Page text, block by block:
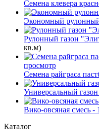
Семена клевера
Экономный рулонный
Рулонный газон
кв.м)
просмотр
Семена райграса
Универсальный
Вико-овсяная смесь -
Каталог